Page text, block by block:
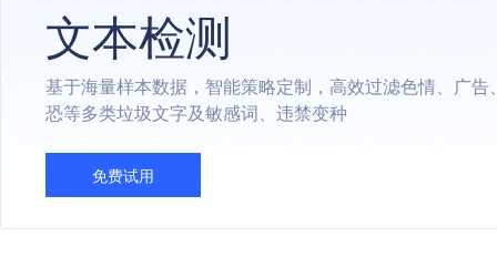
文本检测
基于海量样本数据，智能策略定制，高效过滤色情、广告
恐等多类垃圾文字及敏感词、违禁变种
免费试用